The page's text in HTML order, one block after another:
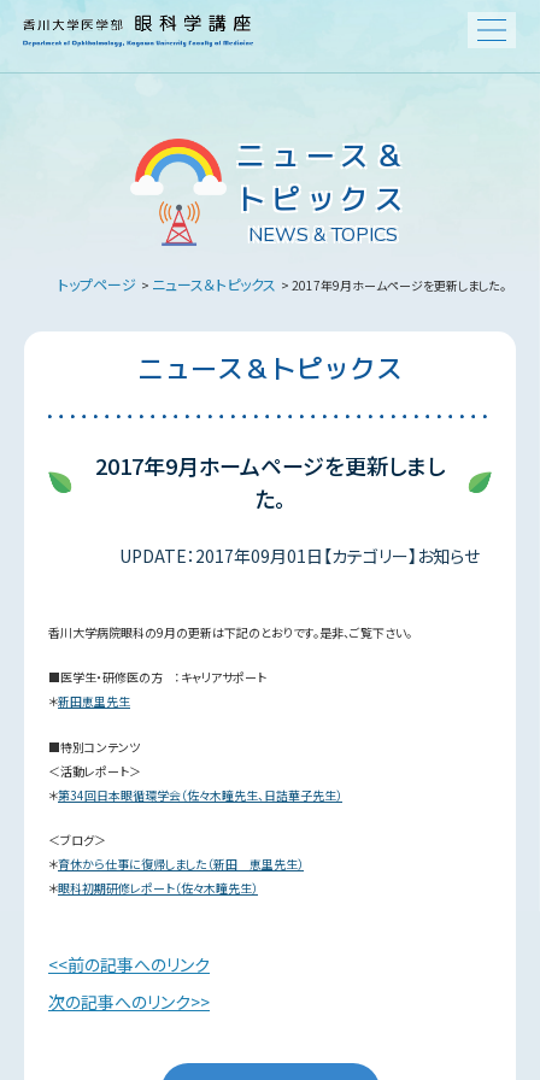
ニュース＆
トピックス
NEWS & TOPICS
トップページ > ニュース＆トピックス > 2017年9月ホームページを更新しました。
ニュース＆トピックス
2017年9月ホームページを更新しまし
た。
UPDATE：2017年09月01日【カテゴリー】お知らせ
香川大学病院眼科の9月の更新は下記のとおりです。是非、ご覧下さい。
■医学生・研修医の方 ：キャリアサポート
＊新田恵里先生
■特別コンテンツ
＜活動レポート＞
＊第34回日本眼循環学会（佐々木瞳先生、日詰華子先生）
＜ブログ＞
＊育休から仕事に復帰しました（新田 恵里先生）
＊眼科初期研修レポート（佐々木瞳先生）
前の記事へのリンク
次の記事へのリンク